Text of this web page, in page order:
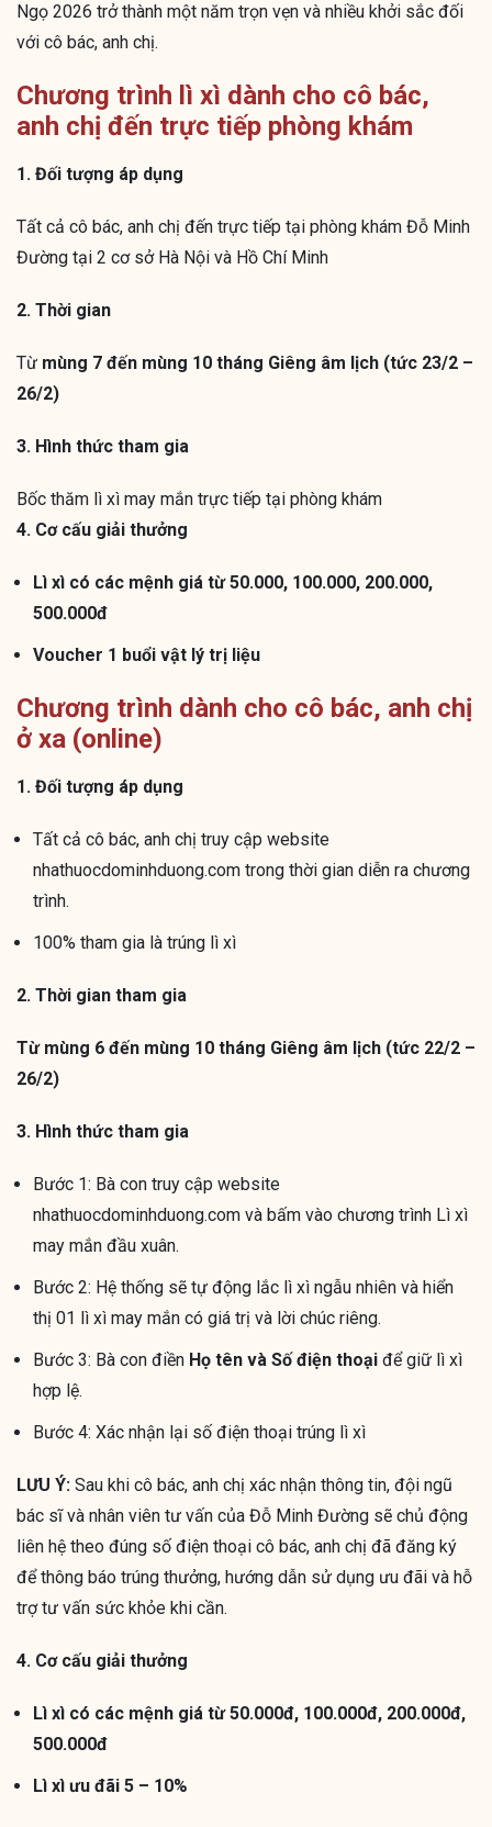
Ngọ 2026 trở thành một năm trọn vẹn và nhiều khởi sắc đối
với cô bác, anh chị.
Chương trình lì xì dành cho cô bác,
anh chị đến trực tiếp phòng khám
1. Đối tượng áp dụng
Tất cả cô bác, anh chị đến trực tiếp tại phòng khám Đỗ Minh
Đường tại 2 cơ sở Hà Nội và Hồ Chí Minh
2. Thời gian
Từ mùng 7 đến mùng 10 tháng Giêng âm lịch (tức 23/2 –
26/2)
3. Hình thức tham gia
Bốc thăm lì xì may mắn trực tiếp tại phòng khám
4. Cơ cấu giải thưởng
Lì xì có các mệnh giá từ 50.000, 100.000, 200.000,
500.000đ
Voucher 1 buổi vật lý trị liệu
Chương trình dành cho cô bác, anh chị
ở xa (online)
1. Đối tượng áp dụng
Tất cả cô bác, anh chị truy cập website
nhathuocdominhduong.com trong thời gian diễn ra chương
trình.
100% tham gia là trúng lì xì
2. Thời gian tham gia
Từ mùng 6 đến mùng 10 tháng Giêng âm lịch (tức 22/2 –
26/2)
3. Hình thức tham gia
Bước 1: Bà con truy cập website
nhathuocdominhduong.com và bấm vào chương trình Lì xì
may mắn đầu xuân.
Bước 2: Hệ thống sẽ tự động lắc lì xì ngẫu nhiên và hiển
thị 01 lì xì may mắn có giá trị và lời chúc riêng.
Bước 3: Bà con điền Họ tên và Số điện thoại để giữ lì xì
hợp lệ.
Bước 4: Xác nhận lại số điện thoại trúng lì xì
LƯU Ý: Sau khi cô bác, anh chị xác nhận thông tin, đội ngũ
bác sĩ và nhân viên tư vấn của Đỗ Minh Đường sẽ chủ động
liên hệ theo đúng số điện thoại cô bác, anh chị đã đăng ký
để thông báo trúng thưởng, hướng dẫn sử dụng ưu đãi và hỗ
trợ tư vấn sức khỏe khi cần.
4. Cơ cấu giải thưởng
Lì xì có các mệnh giá từ 50.000đ, 100.000đ, 200.000đ,
500.000đ
Lì xì ưu đãi 5 – 10%